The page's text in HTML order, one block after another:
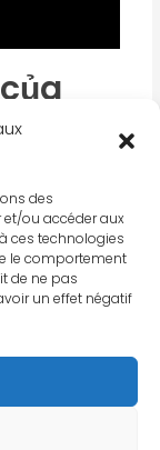
des
ou accéder aux
ces technologies
le comportement
de ne pas
un effet négatif
cơ bản dành
3 năm hoạt
người dân
VTC đã thực
trên kênh